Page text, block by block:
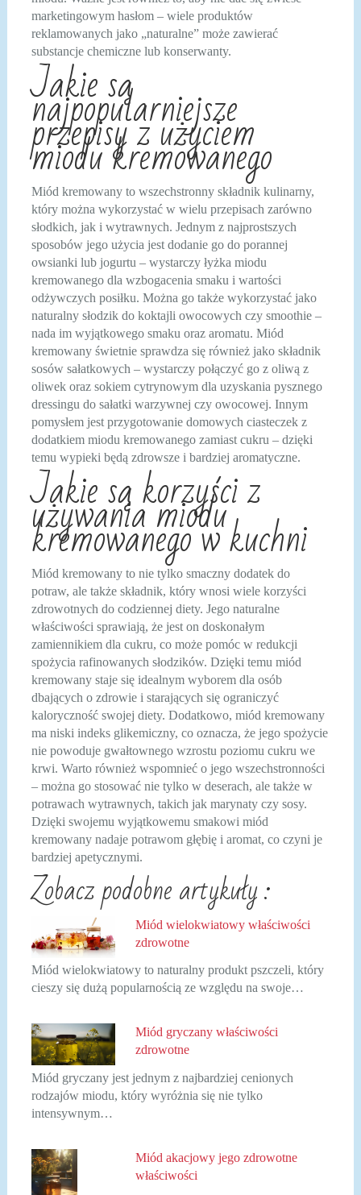
marketingowym hasłom – wiele produktów
reklamowanych jako „naturalne” może zawierać
substancje chemiczne lub konserwanty.
Jakie są
najpopularniejsze
przepisy z użyciem
miodu kremowanego
Miód kremowany to wszechstronny składnik kulinarny,
który można wykorzystać w wielu przepisach zarówno
słodkich, jak i wytrawnych. Jednym z najprostszych
sposobów jego użycia jest dodanie go do porannej
owsianki lub jogurtu – wystarczy łyżka miodu
kremowanego dla wzbogacenia smaku i wartości
odżywczych posiłku. Można go także wykorzystać jako
naturalny słodzik do koktajli owocowych czy smoothie –
nada im wyjątkowego smaku oraz aromatu. Miód
kremowany świetnie sprawdza się również jako składnik
sosów sałatkowych – wystarczy połączyć go z oliwą z
oliwek oraz sokiem cytrynowym dla uzyskania pysznego
dressingu do sałatki warzywnej czy owocowej. Innym
pomysłem jest przygotowanie domowych ciasteczek z
dodatkiem miodu kremowanego zamiast cukru – dzięki
temu wypieki będą zdrowsze i bardziej aromatyczne.
Jakie są korzyści z
używania miodu
kremowanego w kuchni
Miód kremowany to nie tylko smaczny dodatek do
potraw, ale także składnik, który wnosi wiele korzyści
zdrowotnych do codziennej diety. Jego naturalne
właściwości sprawiają, że jest on doskonałym
zamiennikiem dla cukru, co może pomóc w redukcji
spożycia rafinowanych słodzików. Dzięki temu miód
kremowany staje się idealnym wyborem dla osób
dbających o zdrowie i starających się ograniczyć
kaloryczność swojej diety. Dodatkowo, miód kremowany
ma niski indeks glikemiczny, co oznacza, że jego spożycie
nie powoduje gwałtownego wzrostu poziomu cukru we
krwi. Warto również wspomnieć o jego wszechstronności
– można go stosować nie tylko w deserach, ale także w
potrawach wytrawnych, takich jak marynaty czy sosy.
Dzięki swojemu wyjątkowemu smakowi miód
kremowany nadaje potrawom głębię i aromat, co czyni je
bardziej apetycznymi.
Zobacz podobne artykuły :
Miód wielokwiatowy właściwości
zdrowotne
Miód wielokwiatowy to naturalny produkt pszczeli, który
cieszy się dużą popularnością ze względu na swoje…
Miód gryczany właściwości
zdrowotne
Miód gryczany jest jednym z najbardziej cenionych
rodzajów miodu, który wyróżnia się nie tylko
intensywnym…
Miód akacjowy jego zdrowotne
właściwości